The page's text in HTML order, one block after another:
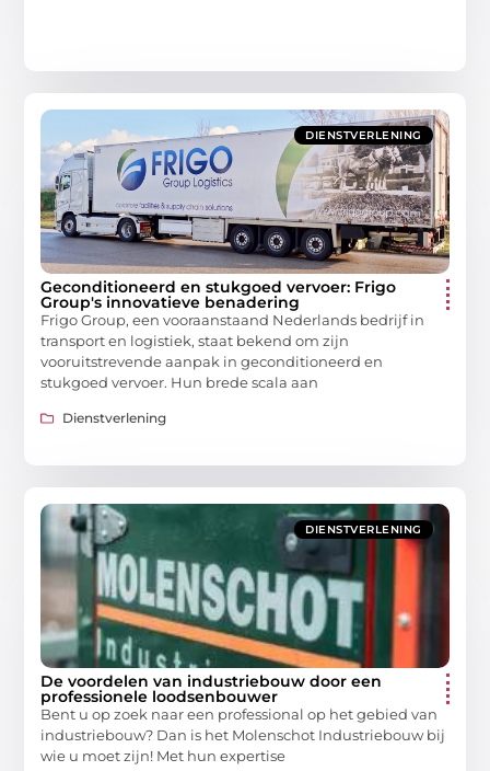
DIENSTVERLENING
Geconditioneerd en stukgoed vervoer: Frigo
Group's innovatieve benadering
Frigo Group, een vooraanstaand Nederlands bedrijf in
transport en logistiek, staat bekend om zijn
vooruitstrevende aanpak in geconditioneerd en
stukgoed vervoer. Hun brede scala aan
Dienstverlening
DIENSTVERLENING
De voordelen van industriebouw door een
professionele loodsenbouwer
Bent u op zoek naar een professional op het gebied van
industriebouw? Dan is het Molenschot Industriebouw bij
wie u moet zijn! Met hun expertise